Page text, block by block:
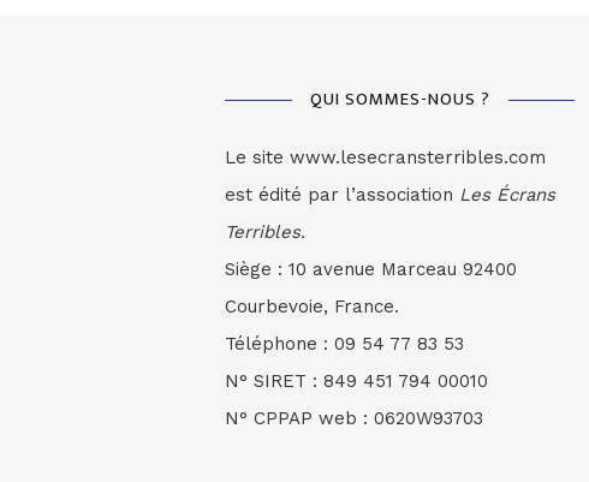
QUI SOMMES-NOUS ?
Le site www.lesecransterribles.com
est édité par l’association Les Écrans
Terribles.
Siège : 10 avenue Marceau 92400
Courbevoie, France.
Téléphone : 09 54 77 83 53
N° SIRET : 849 451 794 00010
N° CPPAP web : 0620W93703